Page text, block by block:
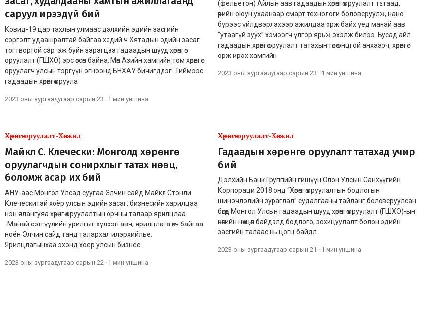
саруул ирээдүй бий
Ковид-19 цар тахлын улмаас дэлхийн эдийн засгийн
сэргэлт удаашралтай байгаа хэдий ч Хятадын эдийн засаг
тогтвортой сэргэж буйн зэрэгцээ гадаадын шууд хөрөнгө
оруулалт (ГШХО) эрс өссөн байна. Мөн Азийн хамгийн том хөрөнгө
оруулагч улсын тэргүүн эгнээнд БНХАУ бичигддэг. Тиймээс
гадаадын хөрөнгө оруула
2023 оны зургаадугаар сарын 23 · 1 мин уншина
(фельетон) Айлын аав гадаадын хөрөнгө оруулалт татаад,
өөрийн оюун ухаанаар смарт технологи боловсруулж, нано
бүрээс үйлдвэрлэхээр ажилдаа орж байх үед манай аав
“утаагүй зуух” хэмээгч үлгэр ярьж эхэлж билээ. Бусад айл
гадаадын хөрөнгө оруулалт татахын төлөө онцгой анхаарч, хөрөнгө
орж ирэх хамгийн
2023 оны зургаадугаар сарын 23 · 1 мин уншина
Хөрөнгө оруулалт-Хөгжил
Майкл С. Клечески: Монголд хөрөнгө
оруулагчдын сонирхлыг татах нөөц,
боломж асар их бий
АНУ-аас Монгол Улсад суугаа Элчин сайд Майкл Стэнли
Клеческитэй хоёр улсын эдийн засаг, бизнесийн харилцаа
нэн ялангуяа хөрөнгө оруулалтын орчны талаар ярилцлаа.
-Манай сэтгүүлийн урилгыг хүлээн авч, ярилцлага өгч байгаа
ноён Элчин сайд танд талархал илэрхийлье.
Ярилцлагынхаа эхэнд хоёр улсын бизнес
2023 оны зургаадугаар сарын 22 · 1 мин уншина
Хөрөнгө оруулалт-Хөгжил
Гадаадын хөрөнгө оруулалт татахад учир
бий
Дэлхийн Банк Группийн гишүүн Олон Улсын Санхүүгийн
Корпораци 2018 онд “Хөрөнгө оруулалтын бодлогын
шинэчлэлийн зураглал” судалгааны тайланг боловсруулсан
бөгөөд Монгол Улсын гадаадын шууд хөрөнгө оруулалт (ГШХО)-ын
өнөөгийн нөхцөл байдалд бодлого, зохицуулалт болон эдийн
засгийн талаас нь цогц байдл
2023 оны зургаадугаар сарын 21 · 1 мин уншина